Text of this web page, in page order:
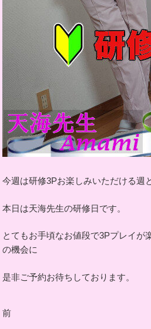
今週は研修3Pお楽しみいただける週
本日は天海先生の研修日です。
とてもお手頃なお値段で3Pプレイが
の機会に
是非ご予約お待ちしております。
稿
前
前